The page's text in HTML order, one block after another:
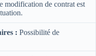
modification de contrat est
: Possibilité de